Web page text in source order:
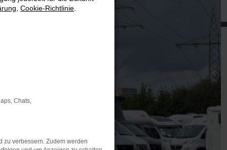
Cookie-Richtlinie
Chats,
zu verbessern. Zudem werden